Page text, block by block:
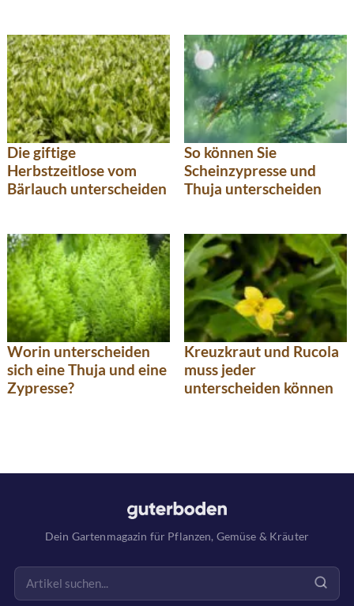
Die giftige
Herbstzeitlose vom
Bärlauch unterscheiden
So können Sie
Scheinzypresse und
Thuja unterscheiden
Worin unterscheiden
sich eine Thuja und eine
Zypresse?
Kreuzkraut und Rucola
muss jeder
unterscheiden können
Dein Gartenmagazin für Pflanzen, Gemüse & Kräuter